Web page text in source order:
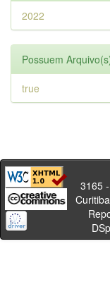
2022
Possuem
true
Av.
3165